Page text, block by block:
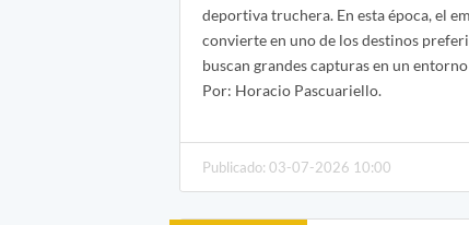
deportiva truchera. En esta época, el
convierte en uno de los destinos
buscan grandes capturas en un
Por: Horacio Pascuariello.
Publicado: 03-07-2026 10:00